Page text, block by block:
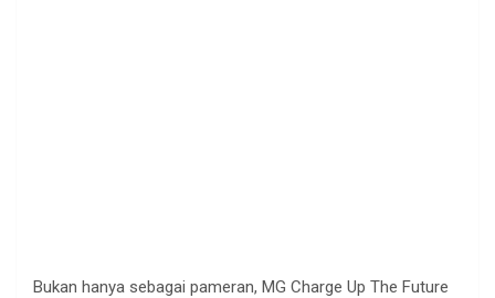
Bukan hanya sebagai pameran, MG Charge Up The Future